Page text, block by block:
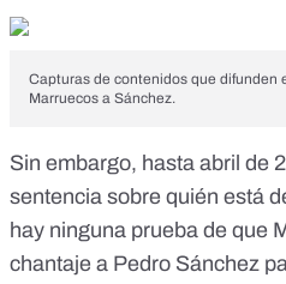
Capturas de contenidos que difunden
Marruecos a Sánchez.
Sin embargo, hasta abril de
sentencia sobre quién está
hay ninguna prueba de que
chantaje a Pedro Sánchez